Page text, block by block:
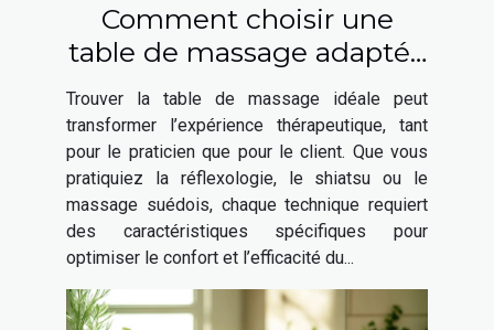
Comment choisir une
table de massage adaptée
à diverses techniques
thérapeutiques ?
Trouver la table de massage idéale peut
transformer l’expérience thérapeutique, tant
pour le praticien que pour le client. Que vous
pratiquiez la réflexologie, le shiatsu ou le
massage suédois, chaque technique requiert
des caractéristiques spécifiques pour
optimiser le confort et l’efficacité du...